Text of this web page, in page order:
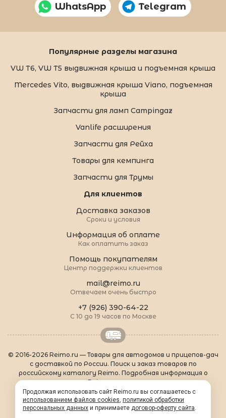
WhatsApp Telegram
Популярные разделы магазина
VW T6, VW T5 выдвижная крыша и подъемная крыша
Mercedes Vito, выдвижная крыша Viano, подъемная
крыша
Запчасти для ламп Campingaz
Vanlife расширения
Запчасти для Рейха
Товары для кемпинга
Запчасти для Трумы
Для клиентов
Доставка заказов
Сроки и условия
Информация об оплате
Как оплатить заказ
Помощь покупателям
Центр поддержки клиентов
mail@reimo.ru
Отвечаем очень быстро
+7 (926) 390-64-22
С 10 до 19 часов по Москве
© 2016-2026 Reimo.ru — Товары для автодомов и прицепов-дач
с доставкой по России. Поиск и заказ товаров по
российскому каталогу Reimo. Подробная информация о
товарах Reimo на русском языке.
О Reimo
| Популярные товары | Формальности
Контакты
| sitemap.xml
Продолжая использовать сайт Reimo.ru вы соглашаетесь с
использованием файлов cookies, политикой обработки
персональных данных и принимаете договор-оферту сайта.